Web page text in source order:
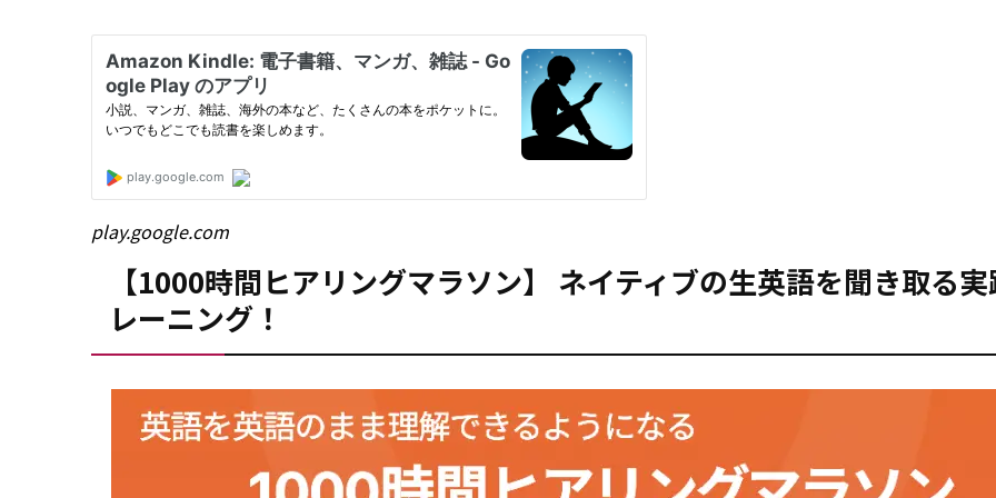
play.google.com
【1000時間ヒアリングマラソン】 ネイティブの生英語を聞き取る
レーニング！